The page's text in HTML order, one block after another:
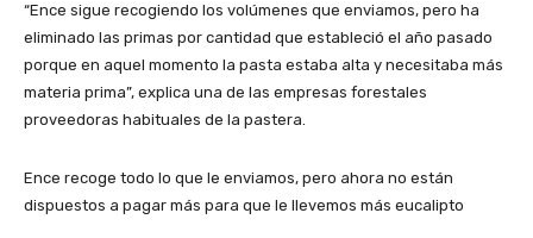
“Ence sigue recogiendo los volúmenes que enviamos, pero ha
eliminado las primas por cantidad que estableció el año pasado
porque en aquel momento la pasta estaba alta y necesitaba más
materia prima”, explica una de las empresas forestales
proveedoras habituales de la pastera.
Ence recoge todo lo que le enviamos, pero ahora no están
dispuestos a pagar más para que le llevemos más eucalipto